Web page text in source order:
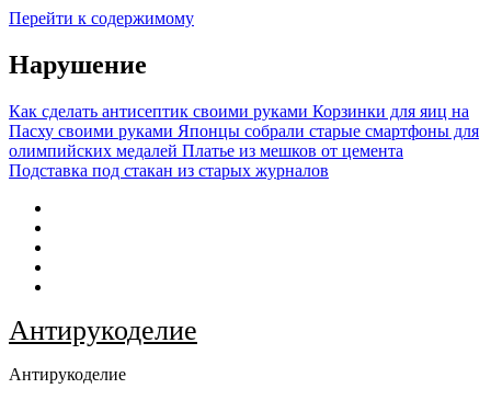
Перейти к содержимому
Нарушение
Как сделать антисептик своими руками Корзинки для яиц на
Пасху своими руками Японцы собрали старые смартфоны для
олимпийских медалей Платье из мешков от цемента
Подставка под стакан из старых журналов
Антирукоделие
Антирукоделие